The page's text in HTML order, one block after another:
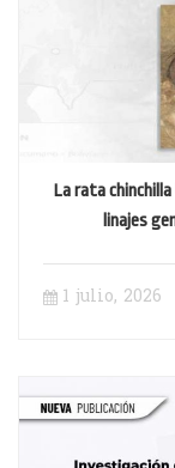
La rata
linajes
1 julio, 2026